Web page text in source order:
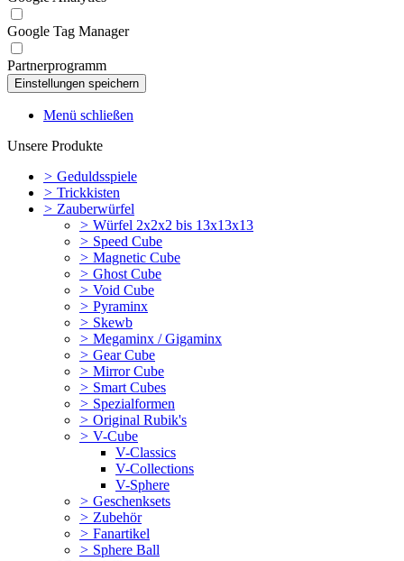
Google Tag Manager
Partnerprogramm
Menü schließen
Unsere Produkte
> Geduldsspiele
> Trickkisten
> Zauberwürfel
> Würfel 2x2x2 bis 13x13x13
> Speed Cube
> Magnetic Cube
> Ghost Cube
> Void Cube
> Pyraminx
> Skewb
> Megaminx / Gigaminx
> Gear Cube
> Mirror Cube
> Smart Cubes
> Spezialformen
> Original Rubik's
> V-Cube
V-Classics
V-Collections
V-Sphere
> Geschenksets
> Zubehör
> Fanartikel
> Sphere Ball